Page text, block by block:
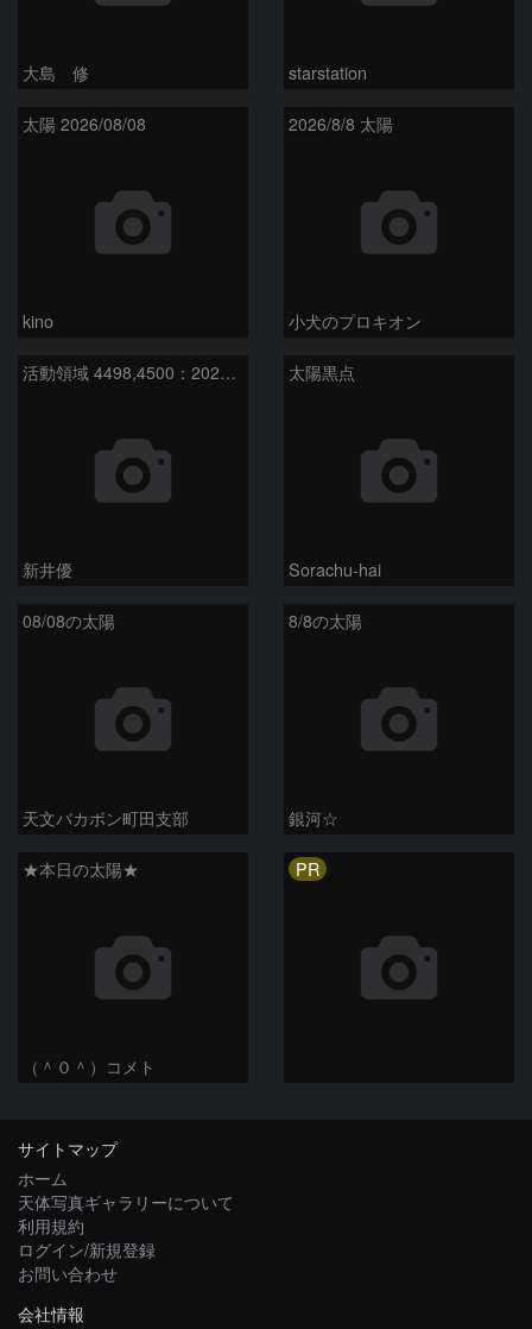
大島 修 starstation
太陽 2026/08/08
kino
2026/8/8 太陽
小犬のプロキオン
活動領域 4498,4500：2026/08/08
新井優
太陽黒点
Sorachu-hai
08/08の太陽
天文バカボン町田支部
8/8の太陽
銀河☆
★本日の太陽★
（＾０＾）コメト
PR
サイトマップ
ホーム
天体写真ギャラリーについて
利用規約
ログイン/新規登録
お問い合わせ
会社情報